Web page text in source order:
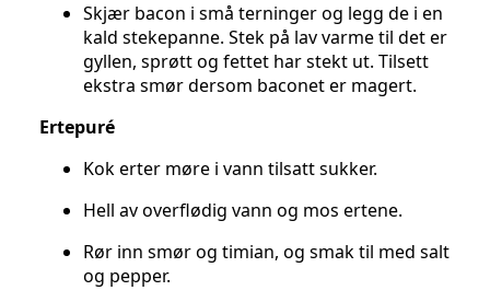
Skjær bacon i små terninger og legg de i en
kald stekepanne. Stek på lav varme til det er
gyllen, sprøtt og fettet har stekt ut. Tilsett
ekstra smør dersom baconet er magert.
Ertepuré
Kok erter møre i vann tilsatt sukker.
Hell av overflødig vann og mos ertene.
Rør inn smør og timian, og smak til med salt
og pepper.